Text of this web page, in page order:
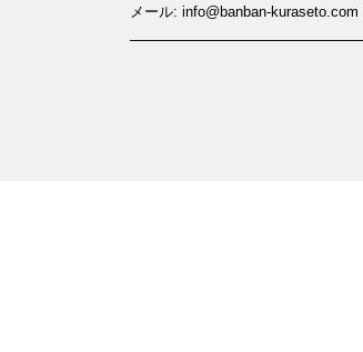
メール: info@banban-kuraseto.com